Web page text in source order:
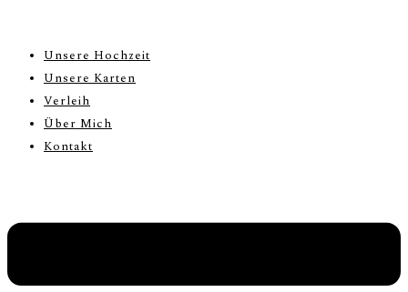
Unsere Hochzeit
Unsere Karten
Verleih
Über Mich
Kontakt